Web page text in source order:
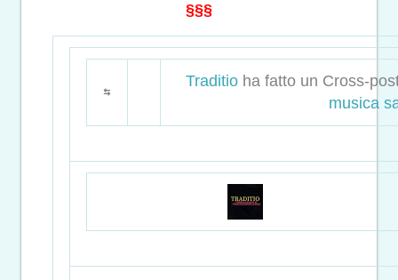
§§§
Traditioha fatto un Cross-
musica